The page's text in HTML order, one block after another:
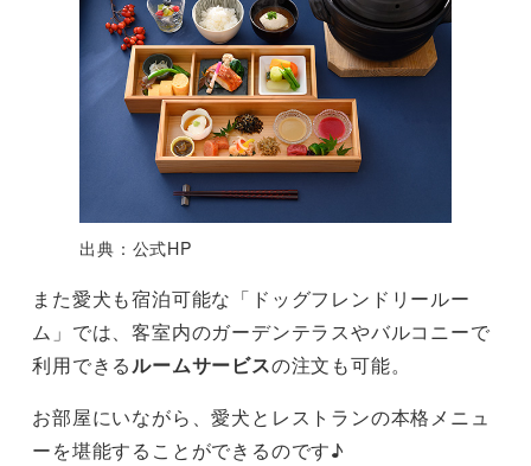
出典：公式HP
また愛犬も宿泊可能な「ドッグフレンドリールー
ム」では、客室内のガーデンテラスやバルコニーで
利用できるルームサービスの注文も可能。
お部屋にいながら、愛犬とレストランの本格メニュ
ーを堪能することができるのです♪